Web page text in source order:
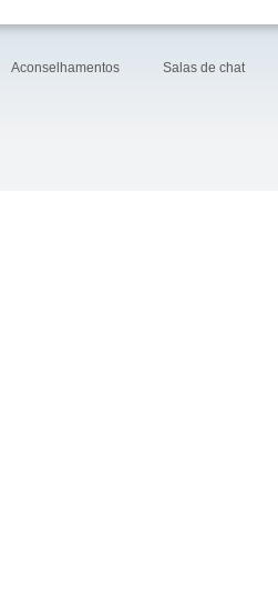
Aconselhamentos Salas de chat